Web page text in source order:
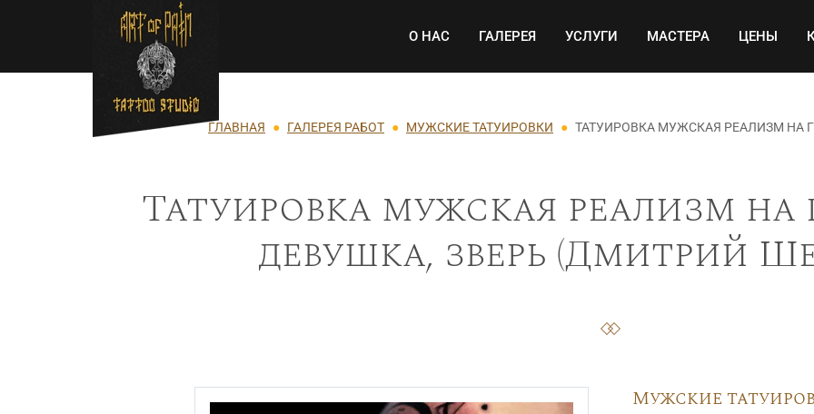
Перейти к основному содержанию Основная навигация
О НАС ГАЛЕРЕЯ УСЛУГИ МАСТЕРА ЦЕНЫ
Строка навигации
ГЛАВНАЯ ГАЛЕРЕЯ РАБОТ МУЖСКИЕ ТАТУИРОВКИ ТАТУИРОВКА МУЖСКАЯ РЕАЛИЗМ НА
Татуировка мужская реализм на
девушка, зверь (Дмитрий
Мужские